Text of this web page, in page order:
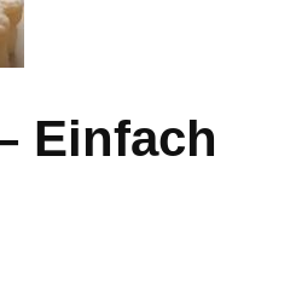
Einfach